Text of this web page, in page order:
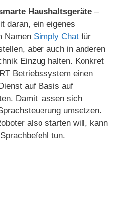
Haushaltsgeräte –
daran, ein eigenes
Namen Simply Chat für
aber auch in anderen
Einzug halten. Konkret
Betriebssystem einen
auf Basis auf
Damit lassen sich
umsetzen.
also starten will, kann
tun.